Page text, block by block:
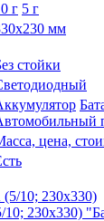
г 5 г
мм
стойки
цена,
230х330)